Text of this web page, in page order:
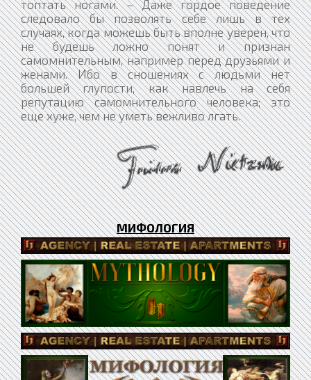
топтать ногами. – Даже гордое поведение
следовало бы позволять себе лишь в тех
случаях, когда можешь быть вполне уверен, что
не будешь ложно понят и признан
самомнительным, например перед друзьями и
женами. Ибо в сношениях с людьми нет
большей глупости, как навлечь на себя
репутацию самомнительного человека; это
еще хуже, чем не уметь вежливо лгать.
МИФОЛОГИЯ